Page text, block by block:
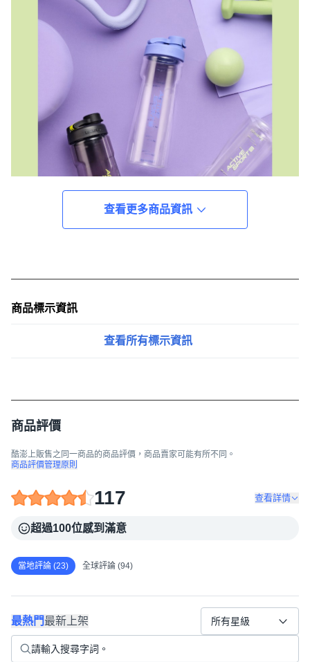
查看更多商品資訊
商品標示資訊
查看所有標示資訊
商品評價
酷澎上販售之同一商品的商品評價，商品賣家可能有所不同。
商品評價管理原則
117 查看詳情
超過100位感到滿意
當地評論 (23) 全球評論 (94)
最熱門最新上架 所有星級